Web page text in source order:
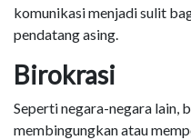
komunikasi menjadi sulit
pendatang asing.
Birokrasi
Seperti negara-negara lain,
membingungkan atau